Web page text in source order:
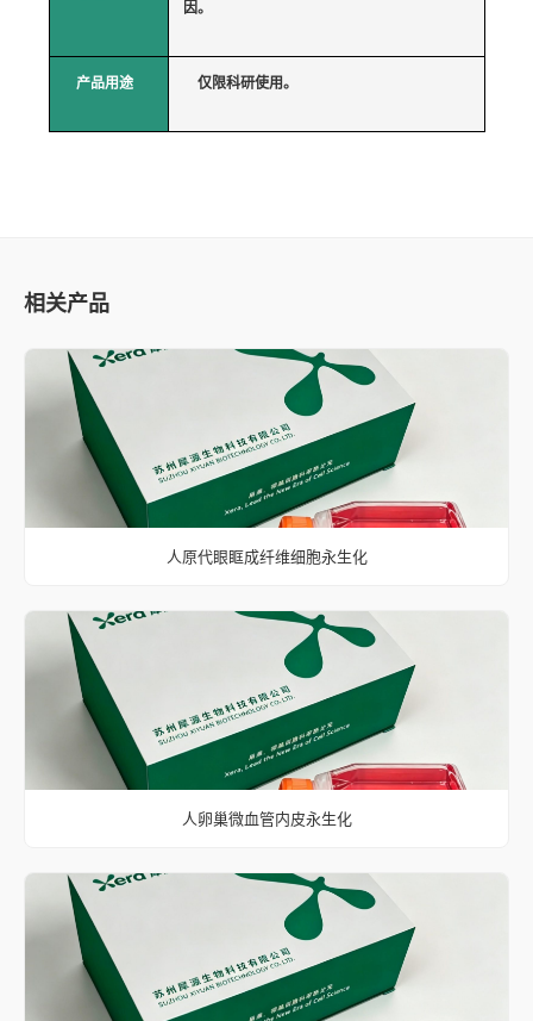
因。
产品用途 仅限科研使用。
相关产品
人原代眼眶成纤维细胞永生化
人卵巢微血管内皮永生化